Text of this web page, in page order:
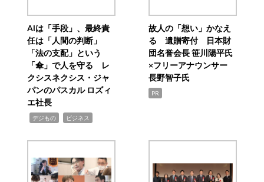
AIは「手段」、最終責
任は「人間の判断」
「法の支配」という
「傘」で人を守る レ
クシスネクシス・ジャ
パンのパスカル ロズィ
エ社長
デジもの ビジネス
故人の「想い」かなえ
る 遺贈寄付 日本財
団名誉会長 笹川陽平氏
×フリーアナウンサー
長野智子氏
PR